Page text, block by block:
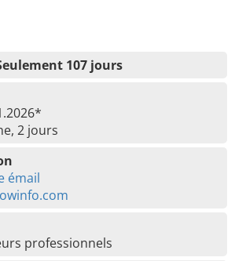
107 jours
2 jours
émail
professionnels